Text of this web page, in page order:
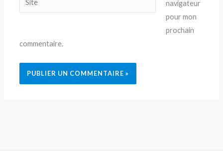
navigateur
pour mon
prochain
commentaire.